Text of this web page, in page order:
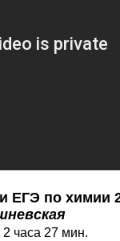
ЕГЭ по химии
27 мин.